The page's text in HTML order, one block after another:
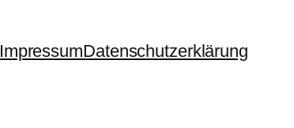
ImpressumDatenschutzerklärung